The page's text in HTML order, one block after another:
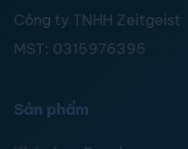
Công ty TNHH Zeitgeist
MST: 0315976395
Sản phẩm